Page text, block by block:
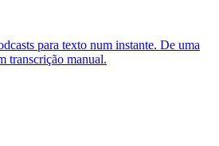
para texto num instante. De uma
transcrição manual.